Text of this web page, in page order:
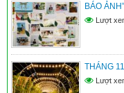
Kế hoạch xét
năm 2026 –
(09/07/2026)
BÁO
Lượt
THÁNG
Lượt